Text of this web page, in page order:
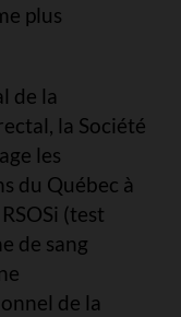
plus
de la
la Société
les
du Québec à
(test
de sang
de la